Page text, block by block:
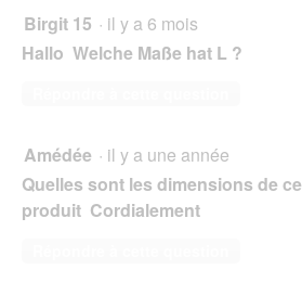
Birgit 15 · il y a 6 mois
Hallo Welche Maße hat L ?
Amédée · il y a une année
Quelles sont les dimensions de ce
produit Cordialement